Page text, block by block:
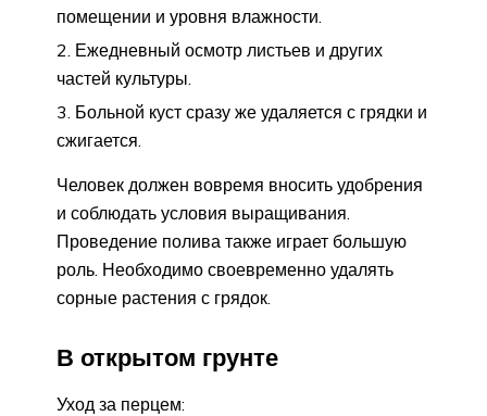
помещении и уровня влажности.
Ежедневный осмотр листьев и других
частей культуры.
Больной куст сразу же удаляется с грядки и
сжигается.
Человек должен вовремя вносить удобрения
и соблюдать условия выращивания.
Проведение полива также играет большую
роль. Необходимо своевременно удалять
сорные растения с грядок.
В открытом грунте
Уход за перцем: